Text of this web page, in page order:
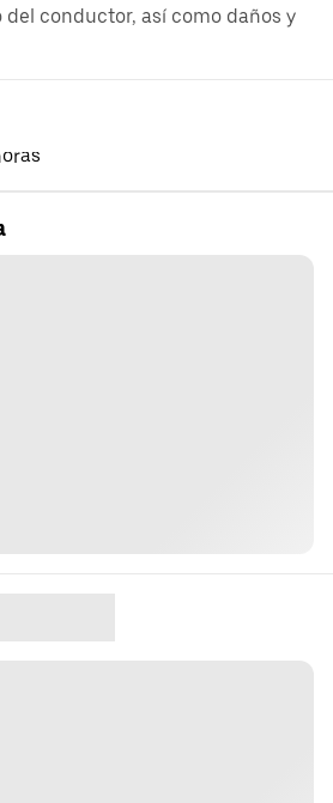
conductor, así como daños y